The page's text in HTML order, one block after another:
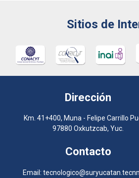
Sitios de
Dirección
Km. 41+400, Muna - Felipe Carrillo
97880 Oxkutzcab, Yuc.
Contacto
Email: